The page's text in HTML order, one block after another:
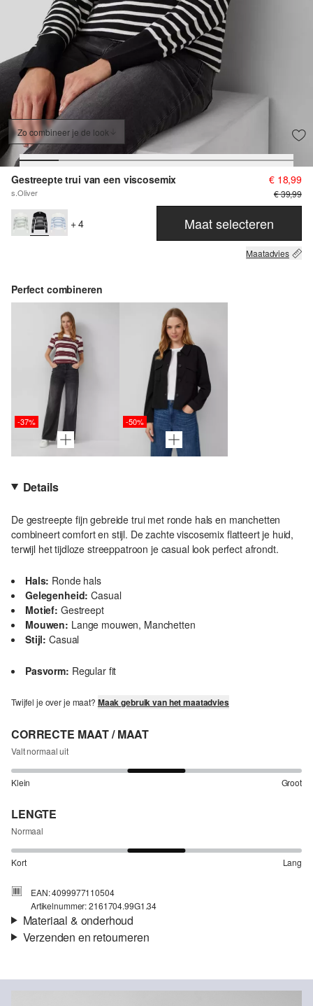
Zo combineer je de look
Gestreepte trui van een viscosemix
s.Oliver
€ 18,99
€ 39,99
+ 4 Maat selecteren
Maatadvies
Perfect combineren
-37% -50%
Details
De gestreepte fijn gebreide trui met ronde hals en manchetten
combineert comfort en stijl. De zachte viscosemix flatteert je huid,
terwijl het tijdloze streeppatroon je casual look perfect afrondt.
Hals: Ronde hals
Gelegenheid: Casual
Motief: Gestreept
Mouwen: Lange mouwen, Manchetten
Stijl: Casual
Pasvorm: Regular fit
Twijfel je over je maat? Maak gebruik van het maatadvies
CORRECTE MAAT / MAAT
Valt normaal uit
Klein Groot
LENGTE
Normaal
Kort Lang
EAN: 4099977110504
Artikelnummer: 2161704.99G1.34
Materiaal & onderhoud
aan de binnenkant, Glad
Viscosemix
Verzenden en retourneren
Je bestelling wordt binnen 3-5 werkdagen verzonden door Post